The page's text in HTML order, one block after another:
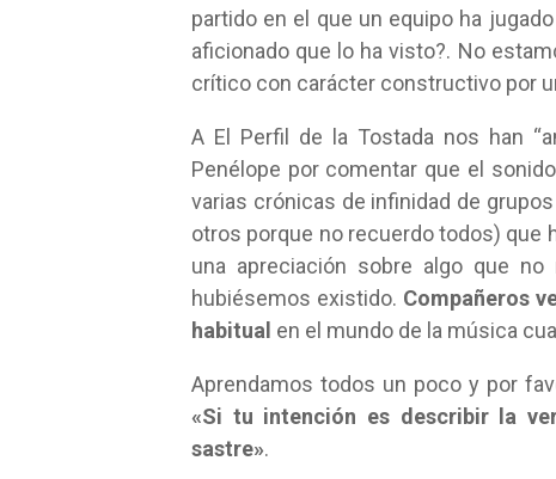
partido en el que un equipo ha
aficionado que lo ha visto?. No
crítico con carácter constructivo por
A El Perfil de la Tostada nos han
Penélope por comentar que el
varias crónicas de infinidad de
otros porque no recuerdo todos) que
una apreciación sobre algo que
hubiésemos existido. Compañeros
habitual en el mundo de la música
Aprendamos todos un poco y por
«Si tu intención es describir la
sastre».